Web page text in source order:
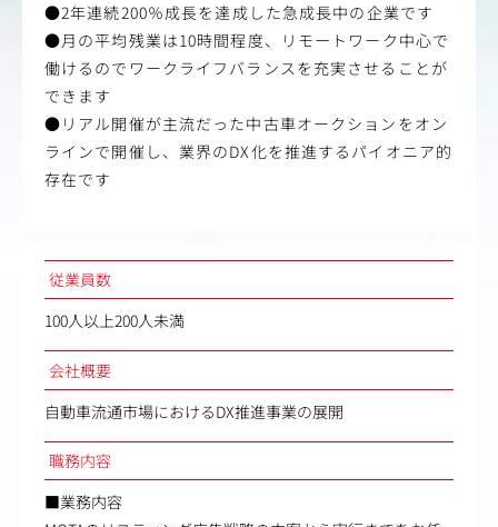
●2年連続200％成長を達成した急成長中の企業です
●月の平均残業は10時間程度、リモートワーク中心で
働けるのでワークライフバランスを充実させることが
できます
●リアル開催が主流だった中古車オークションをオン
ラインで開催し、業界のDX化を推進するパイオニア的
存在です
従業員数
100人以上200人未満
会社概要
自動車流通市場におけるDX推進事業の展開
職務内容
■業務内容